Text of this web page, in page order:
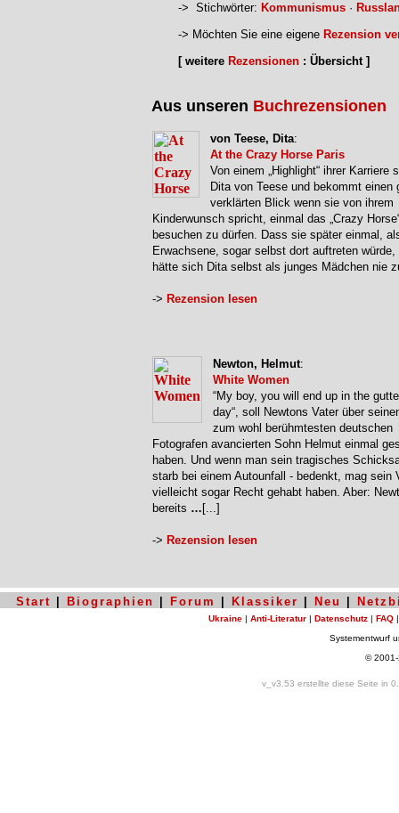
-> Stichwörter: Kommunismus ·
-> Möchten Sie eine eigene Rezension
[ weitere Rezensionen : Übersicht ]
Aus unseren Buchrezensionen
von Teese, Dita:
At the Crazy Horse Paris
Von einem „Highlight“ ihrer Karriere
Dita von Teese und bekommt einen
verklärten Blick wenn sie von ihrem
Kinderwunsch spricht, einmal das „Crazy
besuchen zu dürfen. Dass sie später einmal,
Erwachsene, sogar selbst dort auftreten würde,
hätte sich Dita selbst als junges Mädchen nie
-> Rezension lesen
Newton, Helmut:
White Women
“My boy, you will end up in the
day“, soll Newtons Vater über
zum wohl berühmtesten deutschen
Fotografen avancierten Sohn Helmut einmal
haben. Und wenn man sein tragisches
starb bei einem Autounfall - bedenkt, mag sein
vielleicht sogar Recht gehabt haben. Aber:
bereits … [...]
-> Rezension lesen
Start Biographien Forum Klassiker Neu
Ukraine | Anti-Literatur | Datenschutz | FAQ
Systementwurf
©
v_v3.53 erstellte diese Seite in